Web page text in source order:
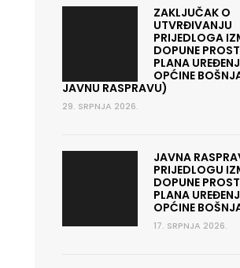
ZAKLJUČAK O
UTVRĐIVANJU
PRIJEDLOGA
DOPUNE
PLANA
OPĆINE
JAVNU RASPRAVU)
29. SRPNJA 2026.
JAVNA
PRIJEDLOGU
DOPUNE
PLANA
OPĆINE
17. SRPNJA 2026.